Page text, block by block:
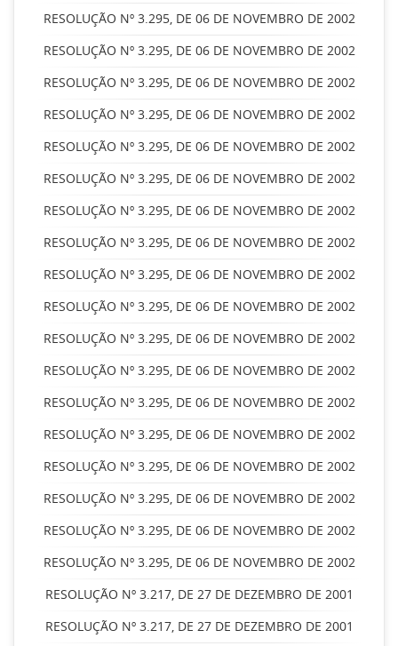
RESOLUÇÃO Nº 3.295, DE 06 DE NOVEMBRO DE 2002
RESOLUÇÃO Nº 3.295, DE 06 DE NOVEMBRO DE 2002
RESOLUÇÃO Nº 3.295, DE 06 DE NOVEMBRO DE 2002
RESOLUÇÃO Nº 3.295, DE 06 DE NOVEMBRO DE 2002
RESOLUÇÃO Nº 3.295, DE 06 DE NOVEMBRO DE 2002
RESOLUÇÃO Nº 3.295, DE 06 DE NOVEMBRO DE 2002
RESOLUÇÃO Nº 3.295, DE 06 DE NOVEMBRO DE 2002
RESOLUÇÃO Nº 3.295, DE 06 DE NOVEMBRO DE 2002
RESOLUÇÃO Nº 3.295, DE 06 DE NOVEMBRO DE 2002
RESOLUÇÃO Nº 3.295, DE 06 DE NOVEMBRO DE 2002
RESOLUÇÃO Nº 3.295, DE 06 DE NOVEMBRO DE 2002
RESOLUÇÃO Nº 3.295, DE 06 DE NOVEMBRO DE 2002
RESOLUÇÃO Nº 3.295, DE 06 DE NOVEMBRO DE 2002
RESOLUÇÃO Nº 3.295, DE 06 DE NOVEMBRO DE 2002
RESOLUÇÃO Nº 3.295, DE 06 DE NOVEMBRO DE 2002
RESOLUÇÃO Nº 3.295, DE 06 DE NOVEMBRO DE 2002
RESOLUÇÃO Nº 3.295, DE 06 DE NOVEMBRO DE 2002
RESOLUÇÃO Nº 3.295, DE 06 DE NOVEMBRO DE 2002
RESOLUÇÃO Nº 3.217, DE 27 DE DEZEMBRO DE 2001
RESOLUÇÃO Nº 3.217, DE 27 DE DEZEMBRO DE 2001